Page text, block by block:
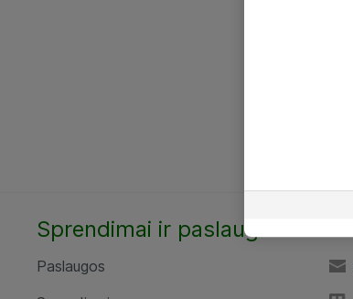
Sprendimai ir paslaugos
Paslaugos